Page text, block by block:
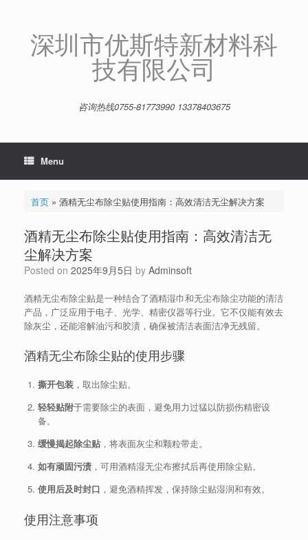
深圳市优斯特新材料科
技有限公司
咨询热线0755-81773990 13378403675
Menu
首页» 酒精无尘布除尘贴使用指南：高效清洁无尘解决方案
酒精无尘布除尘贴使用指南：高效清洁无
尘解决方案
Posted on 2025年9月5日 by Adminsoft
酒精无尘布除尘贴是一种结合了酒精湿巾和无尘布除尘功能的清洁
产品，广泛应用于电子、光学、精密仪器等行业。它不仅能有效去
除灰尘，还能溶解油污和胶渍，确保被清洁表面洁净无残留。
酒精无尘布除尘贴的使用步骤
撕开包装，取出除尘贴。
轻轻贴附于需要除尘的表面，避免用力过猛以防损伤精密设
备。
缓慢揭起除尘贴，将表面灰尘和颗粒带走。
如有顽固污渍，可用酒精湿无尘布擦拭后再使用除尘贴。
使用后及时封口 ，避免酒精挥发，保持除尘贴湿润和有效。
使用注意事项